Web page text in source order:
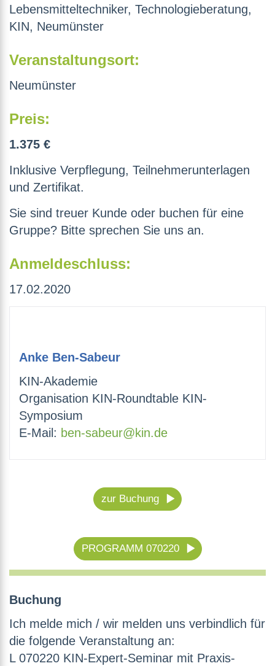
Lebensmitteltechniker, Technologieberatung,
KIN, Neumünster
Veranstaltungsort:
Neumünster
Preis:
1.375 €
Inklusive Verpflegung, Teilnehmerunterlagen
und Zertifikat.
Sie sind treuer Kunde oder buchen für eine
Gruppe? Bitte sprechen Sie uns an.
Anmeldeschluss:
17.02.2020
Anke Ben-Sabeur
KIN-Akademie
Organisation KIN-Roundtable KIN-
Symposium
E-Mail: ben-sabeur@kin.de
zur Buchung
PROGRAMM 070220
Buchung
Ich melde mich / wir melden uns verbindlich für
die folgende Veranstaltung an:
L 070220 KIN-Expert-Seminar mit Praxis-